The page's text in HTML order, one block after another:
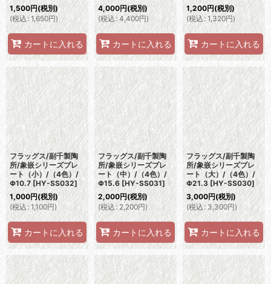
1,500円(税別)
(税込: 1,650円)
カートに入れる
4,000円(税別)
(税込: 4,400円)
カートに入れる
1,200円(税別)
(税込: 1,320円)
カートに入れる
フラッグス/副千製陶
所/象嵌シリーズプレ
ート（小）/（4色）/
Φ10.7 [HY-SS032]
1,000円(税別)
(税込: 1,100円)
カートに入れる
フラッグス/副千製陶
所/象嵌シリーズプレ
ート（中）/（4色）/
Φ15.6 [HY-SS031]
2,000円(税別)
(税込: 2,200円)
カートに入れる
フラッグス/副千製陶
所/象嵌シリーズプレ
ート（大）/（4色）/
Φ21.3 [HY-SS030]
3,000円(税別)
(税込 : 3,300円)
カートに入れる